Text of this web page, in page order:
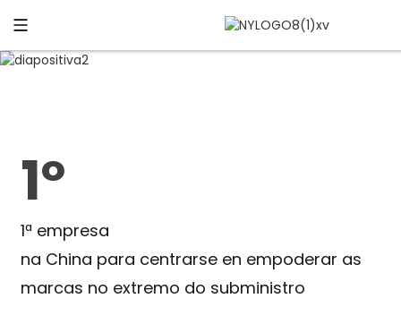
1º
1ª empresa
na China para centrarse en empoderar as
marcas no extremo do subministro